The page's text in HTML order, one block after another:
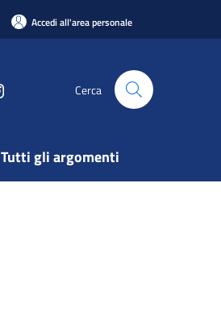
Accedi all'area personale
Cerca
Tutti gli argomenti